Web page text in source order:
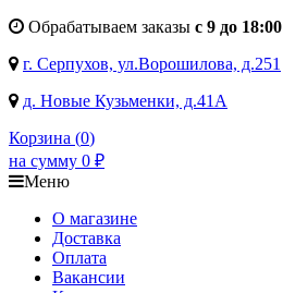
Обрабатываем заказы с 9 до 18:00
г. Серпухов, ул.Ворошилова, д.251
д. Новые Кузьменки, д.41А
Корзина (0)
на сумму 0 ₽
Меню
О магазине
Доставка
Оплата
Вакансии